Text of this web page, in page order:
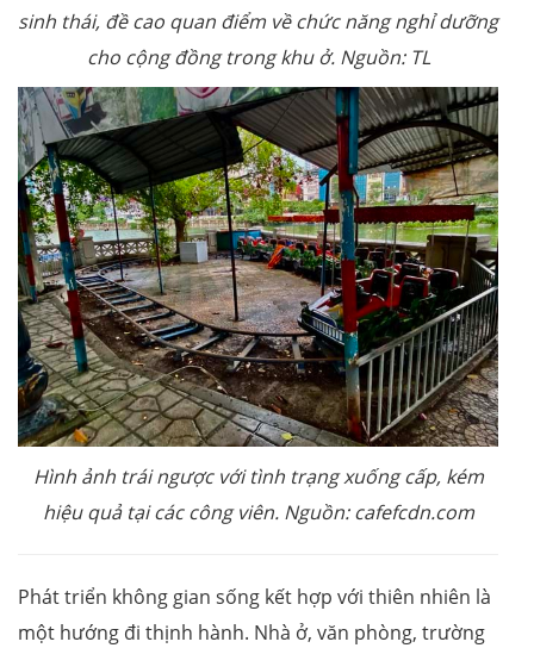
sinh thái, đề cao quan điểm về chức năng nghỉ dưỡng
cho cộng đồng trong khu ở. Nguồn: TL
Hình ảnh trái ngược với tình trạng xuống cấp, kém
hiệu quả tại các công viên. Nguồn: cafefcdn.com
Phát triển không gian sống kết hợp với thiên nhiên là
một hướng đi thịnh hành. Nhà ở, văn phòng, trường